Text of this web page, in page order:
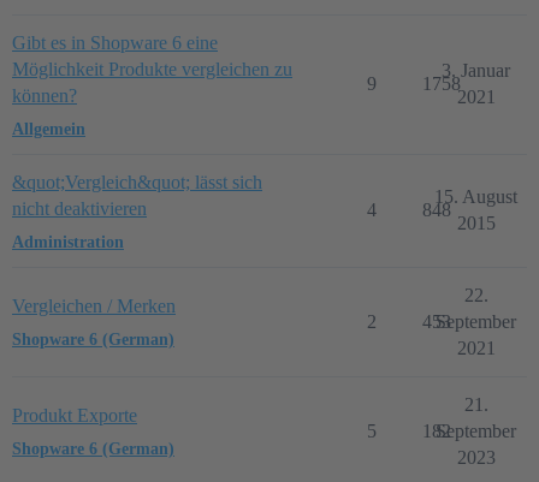
Gibt es in Shopware 6 eine
Möglichkeit Produkte vergleichen zu
können?
Allgemein
9 1758
3. Januar
2021
&quot;Vergleich&quot; lässt sich
nicht deaktivieren
Administration
4 848
15. August
2015
Vergleichen / Merken
Shopware 6 (German)
2 453
22.
September
2021
Produkt Exporte
Shopware 6 (German)
5 182
21.
September
2023